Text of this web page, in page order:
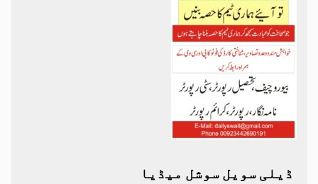
ڈیلی سویل سوشل میڈیا